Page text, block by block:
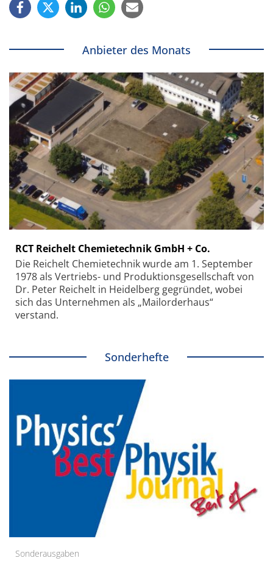
Anbieter des Monats
RCT Reichelt Chemietechnik GmbH + Co.
Die Reichelt Chemietechnik wurde am 1. September
1978 als Vertriebs- und Produktionsgesellschaft von
Dr. Peter Reichelt in Heidelberg gegründet, wobei
sich das Unternehmen als „Mailorderhaus“
verstand.
Sonderhefte
Sonderausgaben